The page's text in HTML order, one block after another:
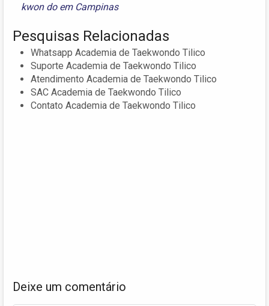
kwon do em Campinas
Pesquisas Relacionadas
Whatsapp Academia de Taekwondo Tilico
Suporte Academia de Taekwondo Tilico
Atendimento Academia de Taekwondo Tilico
SAC Academia de Taekwondo Tilico
Contato Academia de Taekwondo Tilico
Deixe um comentário